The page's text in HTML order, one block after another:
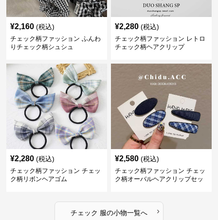
¥2,160 (税込)
チェック柄ファッション ふんわ
りチェック柄シュシュ
¥2,280 (税込)
チェック柄ファッション レトロ
チェック柄ヘアクリップ
¥2,280 (税込)
チェック柄ファッション チェッ
ク柄リボンヘアゴム
¥2,580 (税込)
チェック柄ファッション チェッ
ク柄オーバルヘアクリップセッ
チェック 服の小物一覧へ ›